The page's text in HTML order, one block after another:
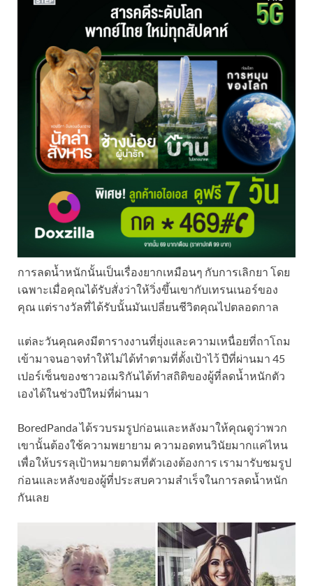
การลดน้ำหนักนั้นเป็นเรื่องยากเหมือนๆ กับการเลิกยา โดย
เฉพาะเมื่อคุณได้รับสั่งว่าให้วิ่งขึ้นเขากับเทรนเนอร์ของ
คุณ แต่รางวัลที่ได้รับนั้นมันเปลี่ยนชีวิตคุณไปตลอดกาล
แต่ละวันคุณคงมีตารางงานที่ยุ่งและความเหนื่อยที่ถาโถม
เข้ามาจนอาจทำให้ไม่ได้ทำตามที่ตั้งเป้าไว้ ปีที่ผ่านมา 45
เปอร์เซ็นของชาวอเมริกันได้ทำสถิติของผู้ที่ลดน้ำหนักตัว
เองได้ในช่วงปีใหม่ที่ผ่านมา
BoredPanda ได้รวบรมรูปก่อนและหลังมาให้คุณดูว่าพวก
เขานั้นต้องใช้ความพยายาม ความอดทนวินัยมากแค่ไหน
เพื่อให้บรรลุเป้าหมายตามที่ตัวเองต้องการ เรามารับชมรูป
ก่อนและหลังของผู้ที่ประสบความสำเร็จในการลดน้ำหนัก
กันเลย